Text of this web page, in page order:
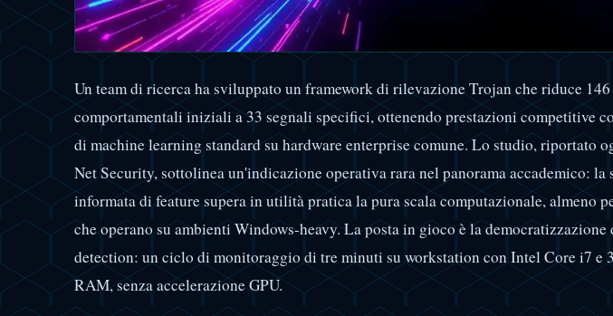
Un team di ricerca ha sviluppato un framework di rilevazione Trojan che riduce
comportamentali iniziali a 33 segnali specifici, ottenendo prestazioni competitive
di machine learning standard su hardware enterprise comune. Lo studio, riportato
Net Security, sottolinea un'indicazione operativa rara nel panorama accademico: la
informata di feature supera in utilità pratica la pura scala computazionale, almeno
che operano su ambienti Windows-heavy. La posta in gioco è la democratizzazione
detection: un ciclo di monitoraggio di tre minuti su workstation con Intel Core i7 e
RAM, senza accelerazione GPU.